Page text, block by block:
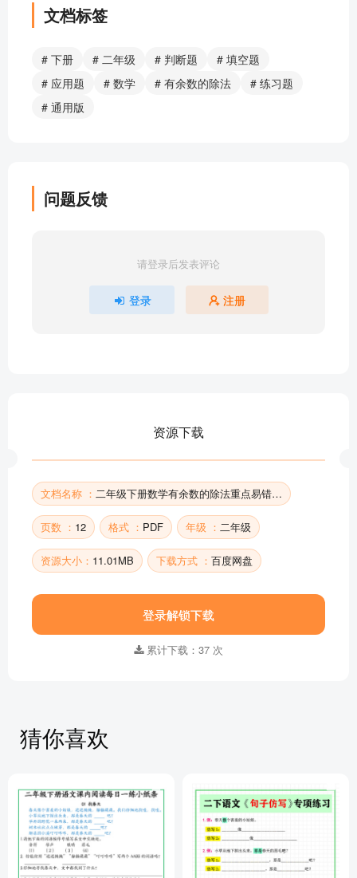
文档标签
# 下册 # 二年级 # 判断题
# 填空题
# 应用题
# 数学 # 有余数的除法
# 练习题
# 通用版
问题反馈
请登录后发表评论
登录 注册
资源下载
文档名称 ： 二年级下册数学有余数的除法重点易错题（含答案）
页数 ： 12 格式 ： PDF 年级 ： 二年级
资源大小： 11.01MB 下载方式 ： 百度网盘
登录解锁下载
累计下载：37 次
猜你喜欢